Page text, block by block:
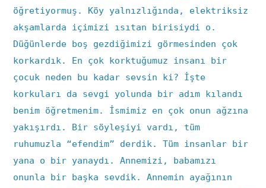
öğretiyormuş. Köy yalnızlığında, elektriksiz
akşamlarda içimizi ısıtan birisiydi o.
Düğünlerde boş gezdiğimizi görmesinden çok
korkardık. En çok korktuğumuz insanı bir
çocuk neden bu kadar sevsin ki? İşte
korkuları da sevgi yolunda bir adım kılandı
benim öğretmenim. İsmimiz en çok onun ağzına
yakışırdı. Bir söyleşiyi vardı, tüm
ruhumuzla “efendim” derdik. Tüm insanlar bir
yana o bir yanaydı. Annemizi, babamızı
onunla bir başka sevdik. Annemin ayağının